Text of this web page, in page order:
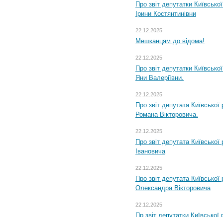
Про звіт депутатки
Ірини Костянтинівни
22.12.2025
Мешканцям до відома!
22.12.2025
Про звіт депутатки
Яни Валеріївни.
22.12.2025
Про звіт депутата
Романа Вікторовича.
22.12.2025
Про звіт депутата
Івановича
22.12.2025
Про звіт депутата
Олександра Вікторовича
22.12.2025
Пр звіт депутатки